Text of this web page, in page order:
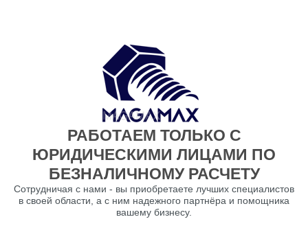
РАБОТАЕМ ТОЛЬКО С
ЮРИДИЧЕСКИМИ ЛИЦАМИ ПО
БЕЗНАЛИЧНОМУ РАСЧЕТУ
Сотрудничая с нами - вы приобретаете лучших специалистов
в своей области, а с ним надежного партнёра и помощника
вашему бизнесу.